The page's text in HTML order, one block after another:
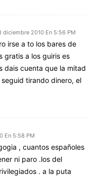
diciembre 2010 En 5:56 PM
irse a to los bares de
gratis a los guiris es
dais cuenta que la mitad
tirando dinero, el
En 5:58 PM
, cuantos españoles
ni paro .los del
. a la puta